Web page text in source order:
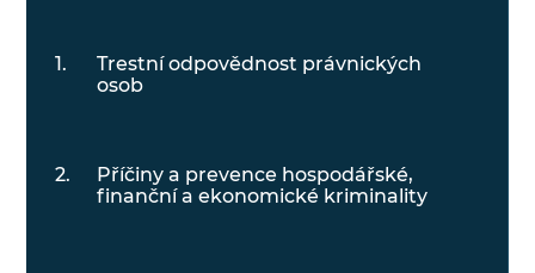
Trestní odpovědnost právnických
osob
Příčiny a prevence hospodářské,
finanční a ekonomické kriminality